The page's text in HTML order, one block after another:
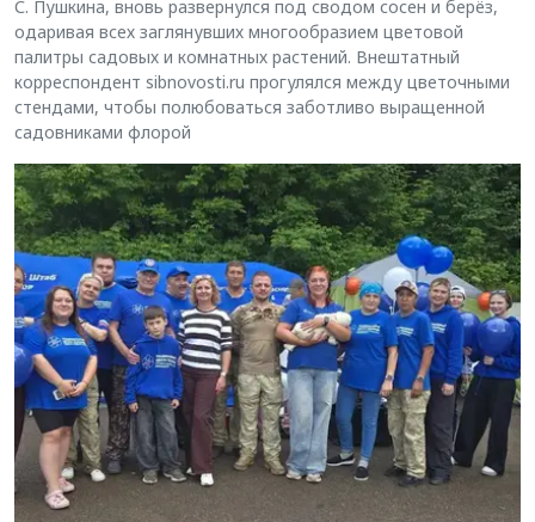
С. Пушкина, вновь развернулся под сводом сосен и берёз,
одаривая всех заглянувших многообразием цветовой
палитры садовых и комнатных растений. Внештатный
корреспондент sibnovosti.ru прогулялся между цветочными
стендами, чтобы полюбоваться заботливо выращенной
садовниками флорой